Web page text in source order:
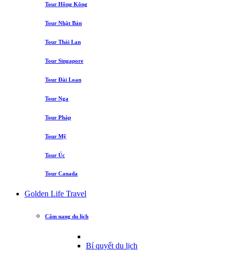
Tour Hồng Kông
Tour Nhật Bản
Tour Thái Lan
Tour Singapore
Tour Đài Loan
Tour Nga
Tour Pháp
Tour Mỹ
Tour Úc
Tour Canada
Golden Life Travel
Cẩm nang du lịch
Bí quyết du lịch